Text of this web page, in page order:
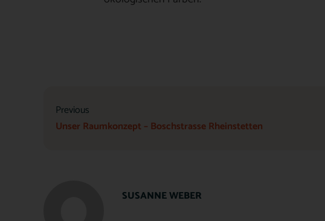
Previous
Unser Raumkonzept – Boschstrasse Rheinstetten
SUSANNE WEBER